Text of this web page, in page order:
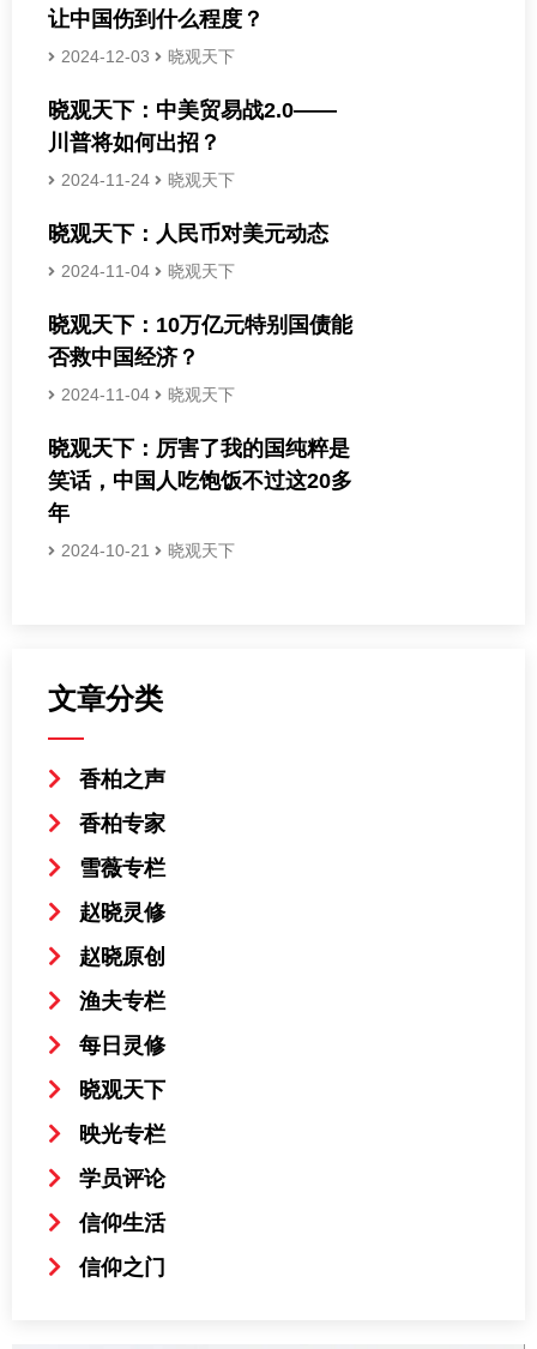
让中国伤到什么程度？
2024-12-03 晓观天下
晓观天下：中美贸易战2.0——
川普将如何出招？
2024-11-24 晓观天下
晓观天下：人民币对美元动态
2024-11-04 晓观天下
晓观天下：10万亿元特别国债能
否救中国经济？
2024-11-04 晓观天下
晓观天下：厉害了我的国纯粹是
笑话，中国人吃饱饭不过这20多
年
2024-10-21 晓观天下
文章分类
香柏之声
香柏专家
雪薇专栏
赵晓灵修
赵晓原创
渔夫专栏
每日灵修
晓观天下
映光专栏
学员评论
信仰生活
信仰之门